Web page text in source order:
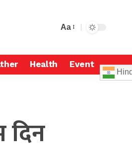
Aa
Health Event
दिन